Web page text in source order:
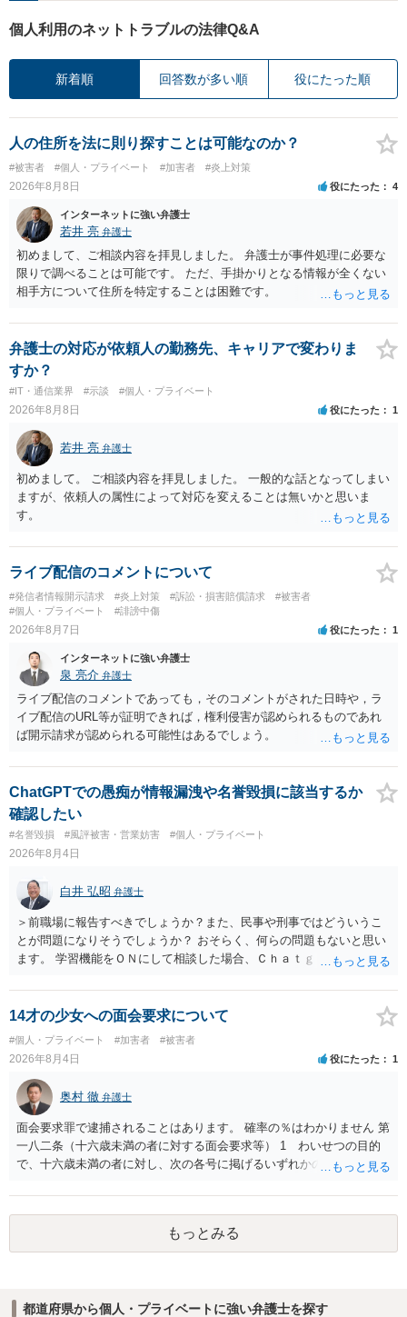
個人利用のネットトラブルの法律Q&A
新着順 回答数が多い順 役にたった順
人の住所を法に則り探すことは可能なのか？
#被害者 #個人・プライベート #加害者 #炎上対策
2026年8月8日 役にたった 4
インターネットに強い弁護士
若井 亮 弁護士
初めまして、ご相談内容を拝見しました。 弁護士が事件処理に必要な
限りで調べることは可能です。 ただ、手掛かりとなる情報が全くない
相手方について住所を特定することは困難です。
弁護士の対応が依頼人の勤務先、キャリアで変わりま
すか？
#IT・通信業界 #示談 #個人・プライベート
2026年8月8日 役にたった 1
若井 亮 弁護士
初めまして。 ご相談内容を拝見しました。 一般的な話となってしまい
ますが、依頼人の属性によって対応を変えることは無いかと思いま
す。
ライブ配信のコメントについて
#発信者情報開示請求 #炎上対策 #訴訟・損害賠償請求
#被害者
#個人・プライベート
#誹謗中傷
2026年8月7日 役にたった 1
インターネットに強い弁護士
泉 亮介 弁護士
ライブ配信のコメントであっても，そのコメントがされた日時や，ラ
イブ配信のURL等が証明できれば，権利侵害が認められるものであれ
ば開示請求が認められる可能性はあるでしょう。
ChatGPTでの愚痴が情報漏洩や名誉毀損に該当するか
確認したい
#名誉毀損 #風評被害・営業妨害 #個人・プライベート
2026年8月4日
白井 弘昭 弁護士
＞前職場に報告すべきでしょうか？また、民事や刑事ではどういうこ
とが問題になりそうでしょうか？ おそらく、何らの問題もないと思い
ます。 学習機能をＯＮにして相談した場合、Ｃｈａｔｇｐｔがｏｐｅ
する可能性がありますが、個人名や会社名を特定していない限り、一
般論として抽象化されて回答に織り込まれる可能性が生じるにすぎま
せんので、その情報自体が、秘密情報に当たるとは思えませんし、名
誉棄損として、個人や会社に対する誹謗中傷の不特定多数への公開に
当たるとも思われません。 もちろん、誰がその内容をｃｈａｔｇｐｔ
に入力したかも第三者にしられることはないので、個人や会社の特定
をせずに書き込んだことで（おそらく特定して書き込んだとして
も）、相談者さんが刑事民事の責任に問われることはないでしょう。
私見ながらご参考まで。
14才の少女への面会要求について
#個人・プライベート #加害者 #被害者
2026年8月4日 役にたった 1
奥村 徹 弁護士
面会要求罪で逮捕されることはあります。 確率の％はわかりません 第
一八二条（十六歳未満の者に対する面会要求等） 1 わいせつの目的
で、十六歳未満の者に対し、次の各号に掲げるいずれかの行為をした
が生まれた日より五年以上前の日に生まれた者に限る。）は、一年以
下の拘禁刑又は五十万円以下の罰金に処する。 一 威迫し、偽計を用
い又は誘惑して面会を要求すること。 二 拒まれたにもかかわらず、
反復して面会を要求すること。 三 金銭その他の利益を供与し、又は
二年以下の拘禁刑又は百万円以下の罰金に処する。
もっとみる
都道府県から個人・プライベートに強い弁護士を探す